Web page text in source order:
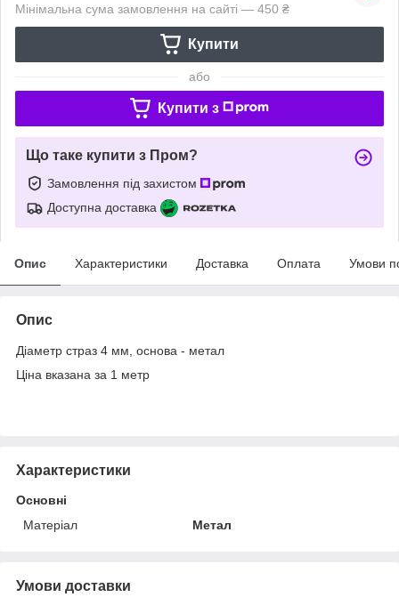
Мінімальна сума замовлення на сайті — 450 ₴
Купити
або
Купити з
Що таке купити з Пром?
Замовлення під захистом
Доступна доставка
Опис Характеристики Доставка Оплата Умови
Опис
Діаметр страз 4 мм, основа - метал
Ціна вказана за 1 метр
Характеристики
Основні
Матеріал
Метал
Умови доставки